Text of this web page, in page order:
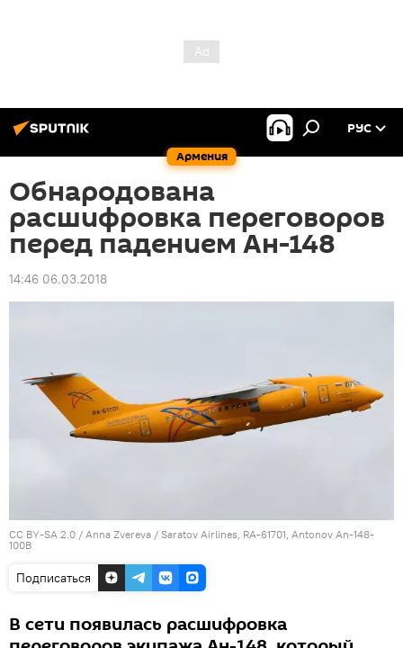
Армения
РУС
Обнародована
расшифровка переговоров
перед падением Ан-148
14:46 06.03.2018
CC BY-SA 2.0 / Anna Zvereva / Saratov Airlines, RA-61701, Antonov An-148-
100B
Подписаться
В сети появилась расшифровка